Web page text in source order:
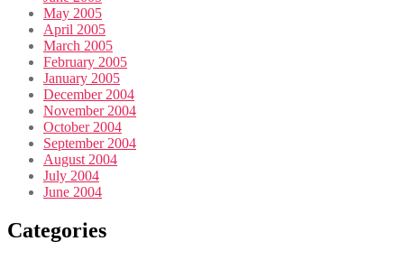
May 2005
April 2005
March 2005
February 2005
January 2005
December 2004
November 2004
October 2004
September 2004
August 2004
July 2004
June 2004
Categories